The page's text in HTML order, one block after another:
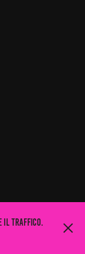
il traffico.